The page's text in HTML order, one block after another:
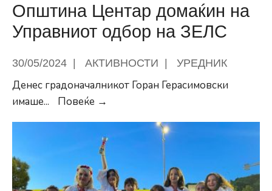
Општина Центар домаќин на
Управниот одбор на ЗЕЛС
30/05/2024 | АКТИВНОСТИ | УРЕДНИК
Денес градоначалникот Горан Герасимовски
имаше... Повеќе →
домаќин
Управниот
одбор